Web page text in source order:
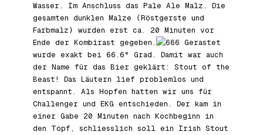
Wasser. Im Anschluss das Pale Ale Malz. Die
gesamten dunklen Malze (Röstgerste und
Farbmalz) wurden erst ca. 20 Minuten vor
Ende der Kombirast gegeben.
Gerastet
wurde exakt bei 66.6° Grad. Damit war auch
der Name für das Bier geklärt: Stout of the
Beast! Das Läutern lief problemlos und
entspannt. Als Hopfen hatten wir uns für
Challenger und EKG entschieden. Der kam in
einer Gabe 20 Minuten nach Kochbeginn in
den Topf, schliesslich soll ein Irish Stout